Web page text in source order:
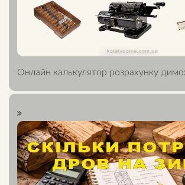
Онлайн калькулятор розрахунку